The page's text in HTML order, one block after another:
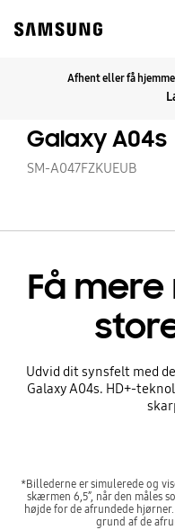
content
Afhent eller få
Galaxy A04s
SM-A047FZKUEUB
Få
Udvid dit synsfelt med
Galaxy A04s. HD+-
*Billederne er simulerede og
skærmen 6,5”, når den måles
højde for de afrundede
grund af de